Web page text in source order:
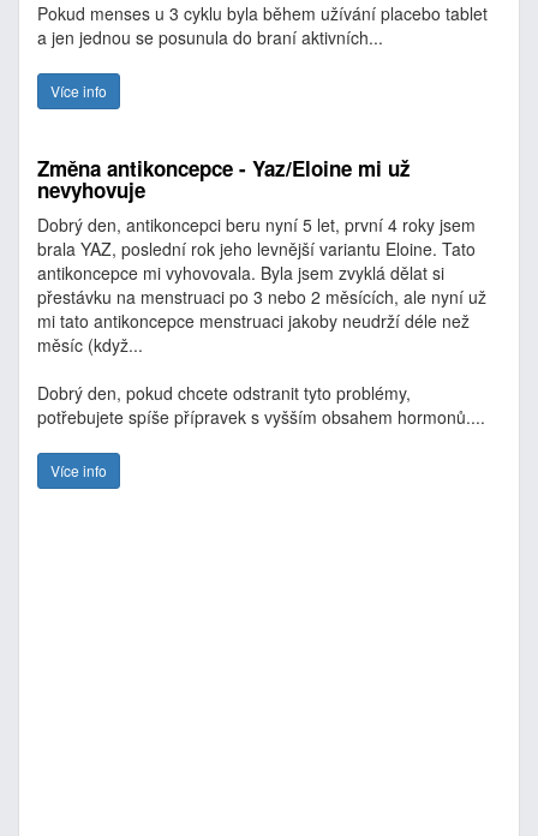
Pokud menses u 3 cyklu byla během užívání placebo tablet
a jen jednou se posunula do braní aktivních...
Více info
Změna antikoncepce - Yaz/Eloine mi už
nevyhovuje
Dobrý den, antikoncepci beru nyní 5 let, první 4 roky jsem
brala YAZ, poslední rok jeho levnější variantu Eloine. Tato
antikoncepce mi vyhovovala. Byla jsem zvyklá dělat si
přestávku na menstruaci po 3 nebo 2 měsících, ale nyní už
mi tato antikoncepce menstruaci jakoby neudrží déle než
měsíc (když...
Dobrý den, pokud chcete odstranit tyto problémy,
potřebujete spíše přípravek s vyšším obsahem hormonů....
Více info